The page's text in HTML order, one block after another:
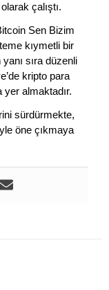
çalıştı.
Sen Bizim
kıymetli bir
sıra düzenli
kripto para
yer almaktadır.
sürdürmekte,
öne çıkmaya